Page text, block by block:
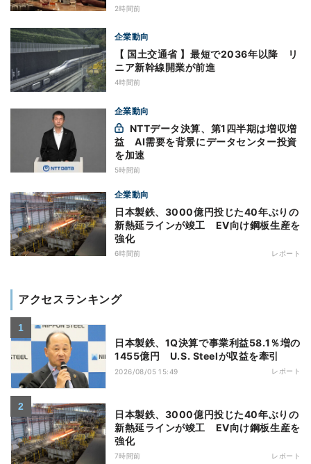
2時間前
企業動向
【 国土交通省 】最短で2036年以降 リ
ニア新幹線開業が前進
4時間前
企業動向
益 AI需要を背景にデータセンター投資
を加速
5時間前
企業動向
日本製鉄、3000億円投じた40年ぶりの
新熱延ラインが竣工 EV向け鋼板生産を
強化
6時間前 レポート
アクセスランキング
日本製鉄、1Q決算で事業利益58.1％増の
1455億円 U.S. Steelが収益を牽引
2026/08/05 15:49 レポート
日本製鉄、3000億円投じた40年ぶりの
新熱延ラインが竣工 EV向け鋼板生産を
強化
7時間前 レポート